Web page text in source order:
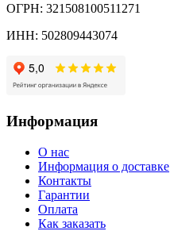
ОГРН: 321508100511271
ИНН: 502809443074
Информация
О нас
Информация о доставке
Контакты
Гарантии
Оплата
Как заказать